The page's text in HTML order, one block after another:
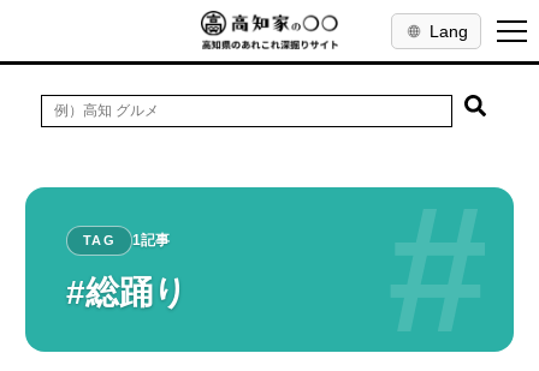
Lang
#
TAG 1記事
#総踊り